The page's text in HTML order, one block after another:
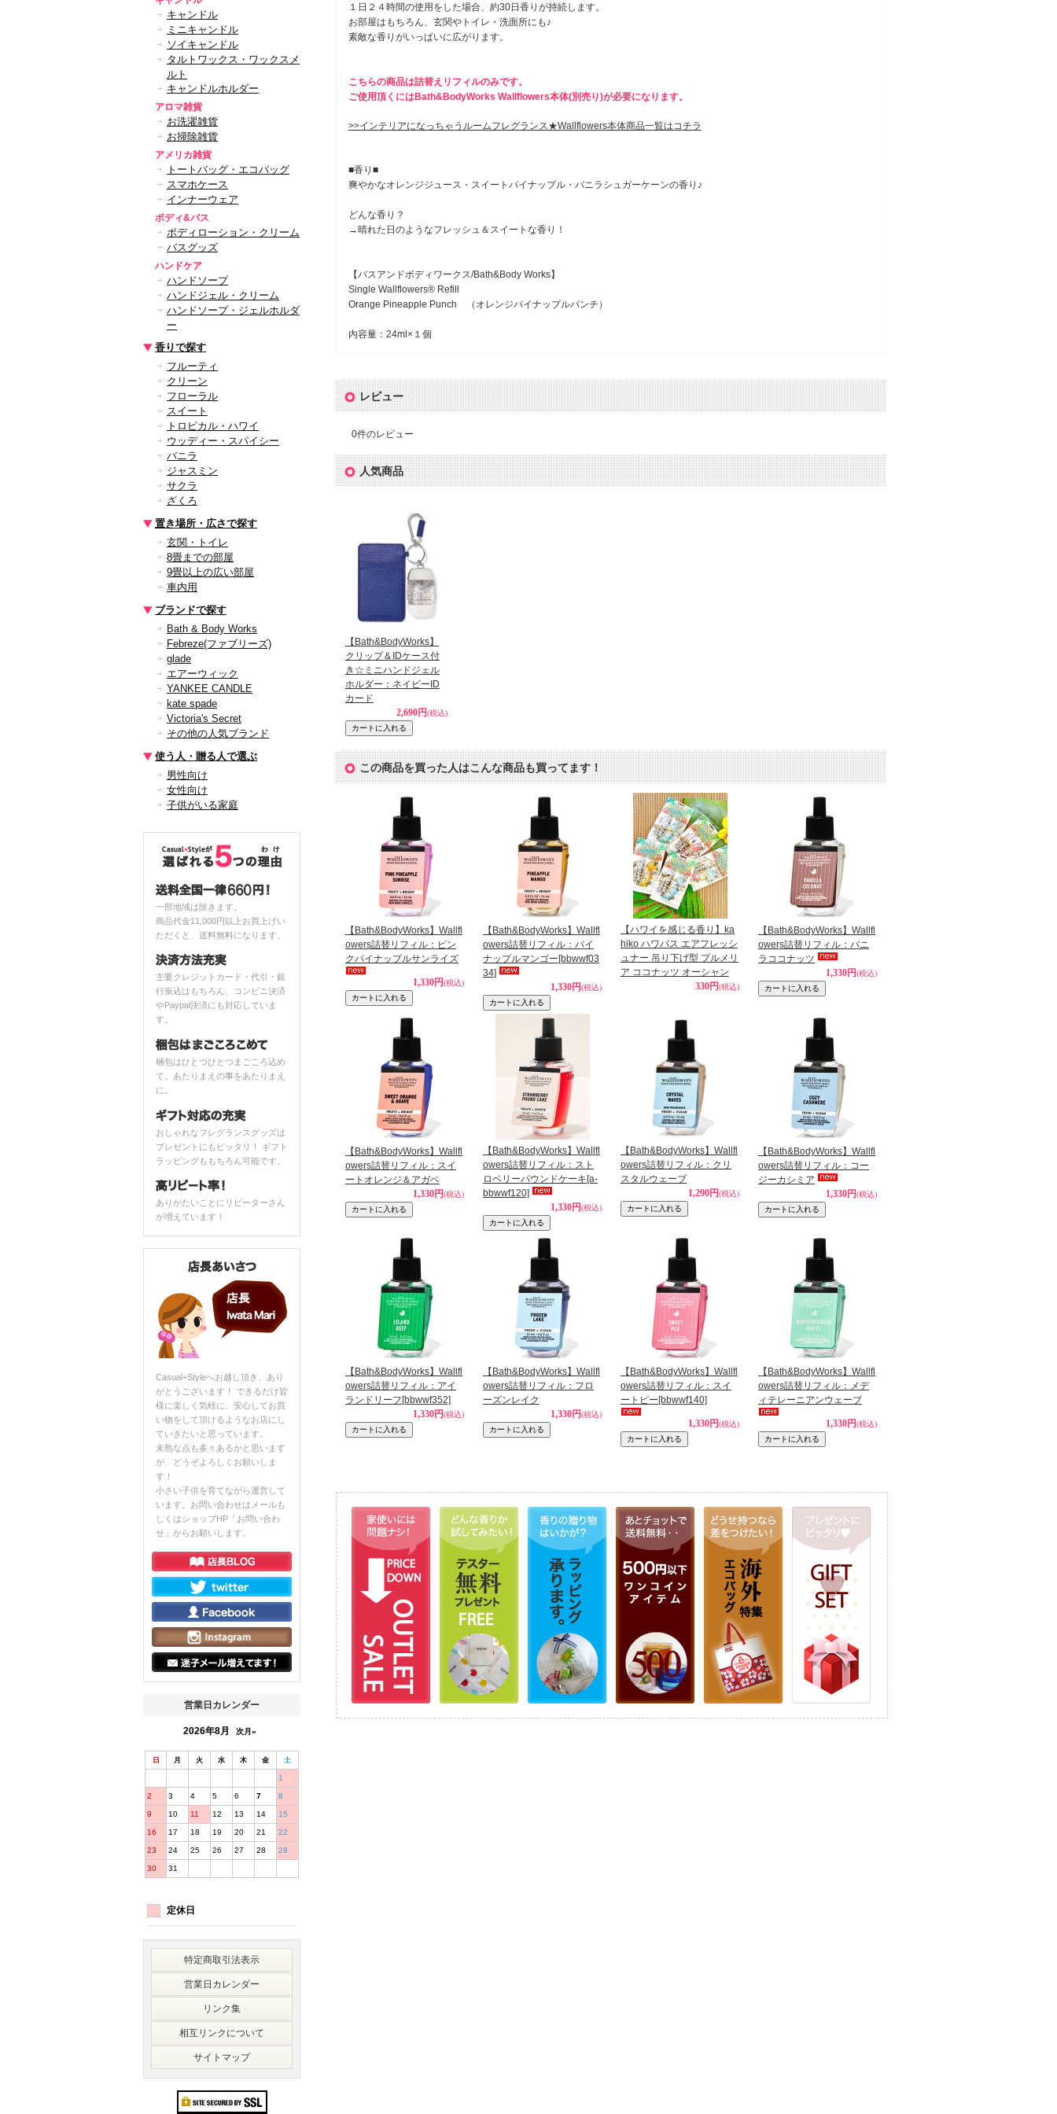
キャンドル
ミニキャンドル
ソイキャンドル
タルトワックス・ワックスメ
ルト
キャンドルホルダー
アロマ雑貨
お洗濯雑貨
お掃除雑貨
アメリカ雑貨
トートバッグ・エコバッグ
スマホケース
インナーウェア
ボディ&バス
ボディローション・クリーム
バスグッズ
ハンドケア
ハンドソープ
ハンドジェル・クリーム
ハンドソープ・ジェルホルダ
ー
香りで探す
フルーティ
クリーン
フローラル
スイート
トロピカル・ハワイ
ウッディー・スパイシー
バニラ
ジャスミン
サクラ
ざくろ
置き場所・広さで探す
玄関・トイレ
8畳までの部屋
9畳以上の広い部屋
車内用
ブランドで探す
Bath & Body Works
Febreze(ファブリーズ)
glade
エアーウィック
YANKEE CANDLE
kate spade
Victoria's Secret
その他の人気ブランド
使う人・贈る人で選ぶ
男性向け
女性向け
子供がいる家庭
一部地域は除きます。
商品代金11,000円以上お買上げい
ただくと、送料無料になります。
主要クレジットカード・代引・銀
行振込はもちろん、コンビニ決済
やPaypal決済にも対応していま
す。
梱包はひとつひとつまごころ込め
て。あたりまえの事をあたりまえ
に。
おしゃれなフレグランスグッズは
プレゼントにもピッタリ！ ギフト
ラッピングももちろん可能です。
ありがたいことにリピーターさん
が増えています！
Casual+Styleへお越し頂き、あり
がとうございます！ できるだけ皆
様に楽しく気軽に、安心してお買
い物をして頂けるようなお店にし
ていきたいと思っています。
未熟な点も多々あるかと思います
が、どうぞよろしくお願いしま
す！
小さい子供を育てながら運営して
います。お問い合わせはメールも
しくはショップHP「お問い合わ
せ」からお願いします。
営業日カレンダー
2026年8月 次月»
日 月 火 水 木 金 土
1
2 3 4 5 6 7 8
9 10 11 12 13 14 15
16 17 18 19 20 21 22
23 24 25 26 27 28 29
30 31
定休日
特定商取引法表示
営業日カレンダー
リンク集
相互リンクについて
サイトマップ
１日２４時間の使用をした場合、約30日香りが持続します。
お部屋はもちろん、玄関やトイレ・洗面所にも♪
素敵な香りがいっぱいに広がります。
こちらの商品は詰替えリフィルのみです。
ご使用頂くにはBath&BodyWorks Wallflowers本体(別売り)が必要になります。
>>インテリアになっちゃうルームフレグランス★Wallflowers本体商品一覧はコチラ
■香り■
爽やかなオレンジジュース・スイートパイナップル・バニラシュガーケーンの香り♪
どんな香り？
→晴れた日のようなフレッシュ＆スイートな香り！
【バスアンドボディワークス/Bath&Body Works】
Single Wallflowers® Refill
Orange Pineapple Punch （オレンジパイナップルパンチ）
内容量：24ml×１個
レビュー
0件のレビュー
人気商品
【Bath&BodyWorks】
クリップ＆IDケース付
き☆ミニハンドジェル
ホルダー：ネイビーID
カード
2,690円(税込)
この商品を買った人はこんな商品も買ってます！
【Bath&BodyWorks】Wallfl
owers詰替リフィル：ピン
クパイナップルサンライズ
1,330円(税込)
【Bath&BodyWorks】Wallfl
owers詰替リフィル：パイ
ナップルマンゴー [bbwwf03
34]
1,330円(税込)
【ハワイを感じる香り】ka
hiko ハワバス エアフレッシ
ュナー 吊り下げ型 プルメリ
ア ココナッツ オーシャン
330円(税込)
【Bath&BodyWorks】Wallfl
owers詰替リフィル：バニ
ラココナッツ
1,330円(税込)
【Bath&BodyWorks】Wallfl
owers詰替リフィル：スイ
ートオレンジ＆アガベ
1,330円(税込)
【Bath&BodyWorks】Wallfl
owers詰替リフィル：スト
ロベリーパウンドケーキ [a-
bbwwf120]
1,330円(税込)
【Bath&BodyWorks】Wallfl
owers詰替リフィル：クリ
スタルウェーブ
1,290円(税込)
【Bath&BodyWorks】Wallfl
owers詰替リフィル：コー
ジーカシミア
1,330円(税込)
【Bath&BodyWorks】Wallfl
owers詰替リフィル：アイ
ランドリーフ [bbwwf352]
1,330円(税込)
【Bath&BodyWorks】Wallfl
owers詰替リフィル：フロ
ーズンレイク
1,330円(税込)
【Bath&BodyWorks】Wallfl
owers詰替リフィル：スイ
ートピー [bbwwf140]
1,330円(税込)
【Bath&BodyWorks】Wallfl
owers詰替リフィル：メデ
ィテレーニアンウェーブ
1,330円(税込)